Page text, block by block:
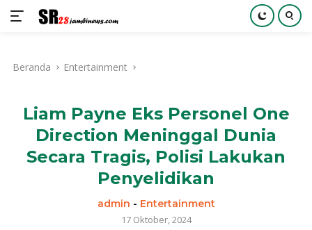
kontenBeranda Entertainment
Liam Payne Eks Personel One
Direction Meninggal Dunia
Secara Tragis, Polisi Lakukan
Penyelidikan
admin - Entertainment
17 Oktober, 2024